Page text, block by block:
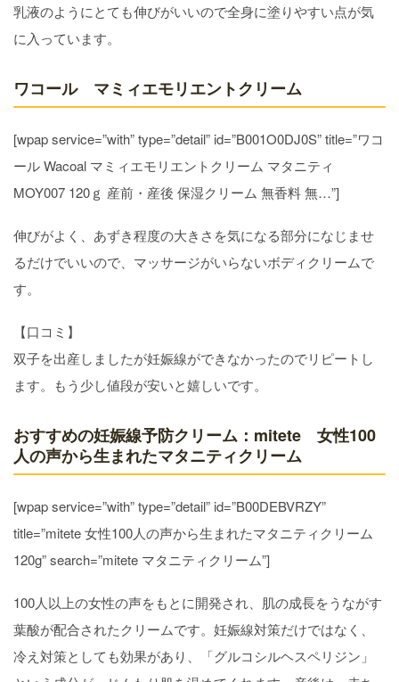
乳液のようにとても伸びがいいので全身に塗りやすい点が気
に入っています。
ワコール マミィエモリエントクリーム
[wpap service=”with” type=”detail” id=”B001O0DJ0S” title=”ワコ
ール Wacoal マミィエモリエントクリーム マタニティ
MOY007 120ｇ 産前・産後 保湿クリーム 無香料 無…”]
伸びがよく、あずき程度の大きさを気になる部分になじませ
るだけでいいので、マッサージがいらないボディクリームで
す。
【口コミ】
双子を出産しましたが妊娠線ができなかったのでリピートし
ます。もう少し値段が安いと嬉しいです。
おすすめの妊娠線予防クリーム：mitete 女性100
人の声から生まれたマタニティクリーム
[wpap service=”with” type=”detail” id=”B00DEBVRZY”
title=”mitete 女性100人の声から生まれたマタニティクリーム
120g” search=”mitete マタニティクリーム”]
100人以上の女性の声をもとに開発され、肌の成長をうながす
葉酸が配合されたクリームです。妊娠線対策だけではなく、
冷え対策としても効果があり、「グルコシルヘスペリジン」